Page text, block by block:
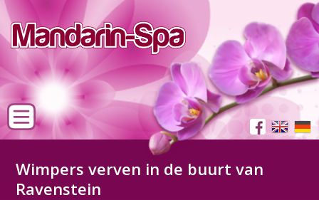
Wimpers verven in de buurt van
Ravenstein